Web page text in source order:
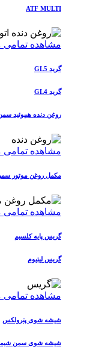
ATF MULTI
مشاهده تمامی
گرید GL5
گرید GL4
روغن دنده هیپوئید
مشاهده
مکمل روغن موتور
مشاهده
گریس پایه کلسیم
گریس لیتیوم
مشاهده
شیشه شوی پترولکس
شیشه شوی سمن